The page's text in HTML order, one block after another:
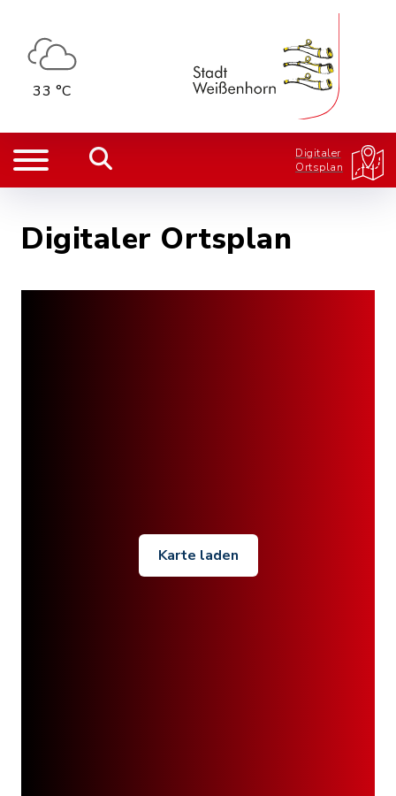
33 °C
Digitaler
Ortsplan
Digitaler Ortsplan
Karte laden